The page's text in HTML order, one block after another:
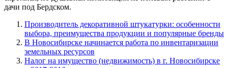
дачи под Бердском.
Производитель декоративной штукатурки: особенности
выбора, преимущества продукции и популярные бренды
В Новосибирске начинается работа по инвентаризации
земельных ресурсов
Налог на имущество (недвижимость) в г. Новосибирске